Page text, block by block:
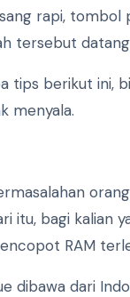
rapi, tombol
tersebut
tips berikut ini,
menyala.
itu, bagi
RAM
dibawa dari